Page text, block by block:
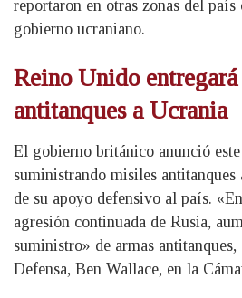
reportaron en otras zonas del
gobierno ucraniano.
Reino Unido
antitanques a Ucrania
El gobierno británico anunció
suministrando misiles
de su apoyo defensivo al país.
agresión continuada de Rusia,
suministro» de armas
Defensa, Ben Wallace, en la